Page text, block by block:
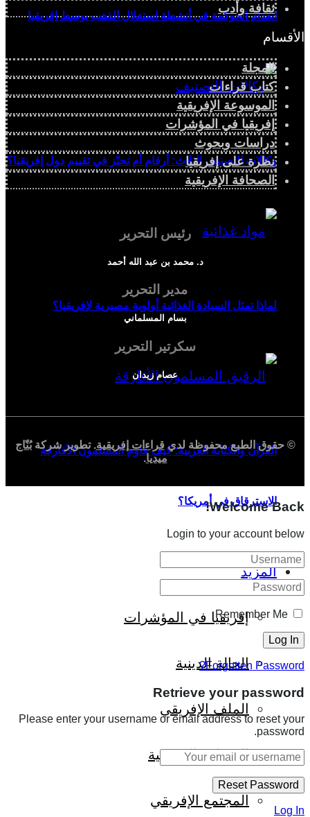
انعدام الحوكمة في أنشطة استغلال الذهب بوسط إفريقيا
وكالات التصنيف الثلاث: أرقام أم تحيّز في تقييم دول إفريقيا؟
لماذا تمثل السيادة الغذائية أولوية مصيرية لإفريقيا؟
القرآن والكتابة العربية: كيف قاوم المسلمون الأفارقة
الاسترقاق في أمريكا؟
المزيد
إفريقيا في المؤشرات
الحالة الدينية
الملف الإفريقي
الصحافة الإفريقية
المجتمع الإفريقي
ثقافة وأدب
الأقسام
المجلة
كتاب قراءات
الموسوعة الإفريقية
إفريقيا في المؤشرات
دراسات وبحوث
نظرة على إفريقيا
الصحافة الإفريقية
رئيس التحرير
د. محمد بن عبد الله أحمد
مدير التحرير
بسام المسلماني
سكرتير التحرير
عصام زيدان
© حقوق الطبع محفوظة لدي قراءات إفريقية. تطوير شركةبُنّاج
ميديا.
Welcome Back!
Login to your account below
Remember Me
Forgotten Password?
Retrieve your password
Please enter your username or email address to reset your
password.
Log In